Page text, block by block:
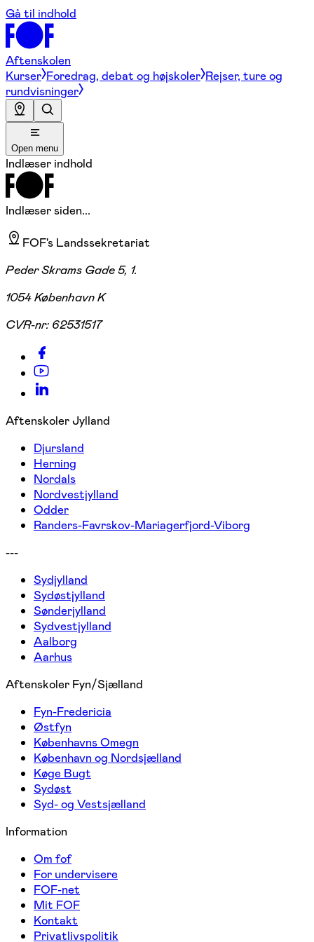
Gå til indhold
Aftenskolen
Kurser Foredrag, debat og højskoler Rejser, ture og
rundvisninger
Open menu
Indlæser indhold
Indlæser siden...
FOF's Landssekretariat
Peder Skrams Gade 5, 1.
1054 København K
CVR-nr: 62531517
Aftenskoler Jylland
Djursland
Herning
Nordals
Nordvestjylland
Odder
Randers-Favrskov-Mariagerfjord-Viborg
---
Sydjylland
Sydøstjylland
Sønderjylland
Sydvestjylland
Aalborg
Aarhus
Aftenskoler Fyn/Sjælland
Fyn-Fredericia
Østfyn
Københavns Omegn
København og Nordsjælland
Køge Bugt
Sydøst
Syd- og Vestsjælland
Information
Om fof
For undervisere
FOF-net
Mit FOF
Kontakt
Privatlivspolitik